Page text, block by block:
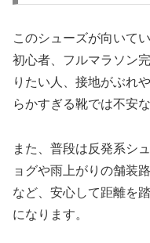
このシューズが向いて
初心者、フルマラソン
りたい人、接地がぶれ
らかすぎる靴では不安な
また、普段は反発系シ
ョグや雨上がりの舗装
など、安心して距離を
になります。